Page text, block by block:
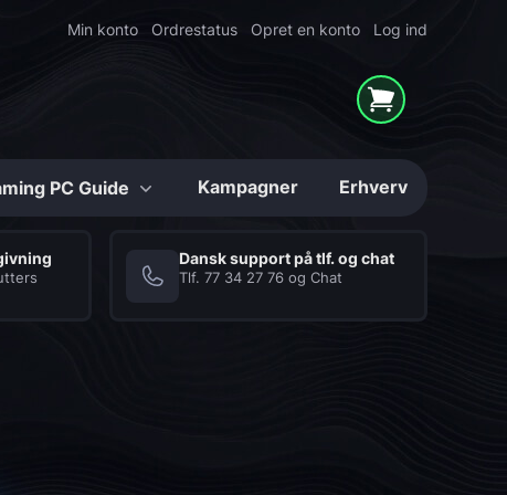
Min konto Ordrestatus Opret en konto Log ind
PC Guide Kampagner Erhverv
Dansk support på tlf. og chat
Tlf. 77 34 27 76 og Chat